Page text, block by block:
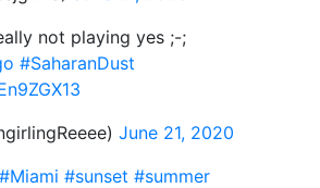
not playing yes ;-;
#SaharanDust
June 21, 2020
#Miami #sunset #summer